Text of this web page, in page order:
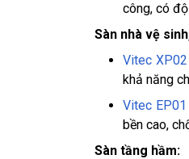
công, có
Sàn nhà vệ
Vitec XP02
khả năng
Vitec EP01
bền cao,
Sàn tầng hầm: